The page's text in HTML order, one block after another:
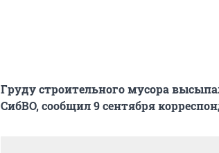
Груду строительного мусора
СибВО, сообщил 9 сентября